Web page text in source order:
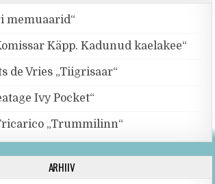
memuaarid“
Käpp. Kadunud kaelakee“
de Vries „Tiigrisaar“
Ivy Pocket“
„Trummilinn“
ARHIIV